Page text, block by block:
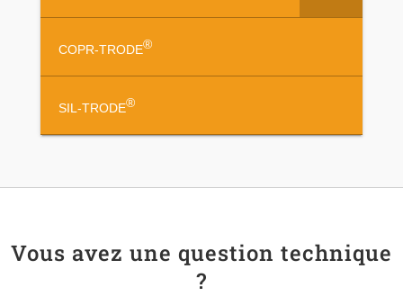
COPR-TRODE®
SIL-TRODE®
Vous avez une question technique
?